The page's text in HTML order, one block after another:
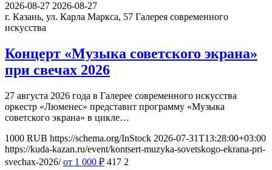
2026-08-27 2026-08-27
г. Казань, ул. Карла Маркса, 57 Галерея современного
искусства
Концерт «Музыка советского экрана»
при свечах 2026
27 августа 2026 года в Галерее современного искусства
оркестр «Люменес» представит программу «Музыка
советского экрана» в цикле…
1000 RUB https://schema.org/InStock 2026-07-31T13:28:00+03:00
https://kuda-kazan.ru/event/kontsert-muzyka-sovetskogo-ekrana-pri-
svechax-2026/ от 1 000 ₽ 417 2